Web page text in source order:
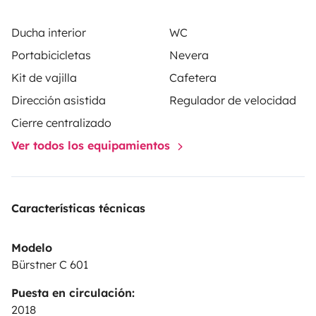
📷 Comodidad y seguridad extra:
• Cámara de marcha atrás
• Control de crucero
• Doble airbag
• ABS, ESP, filtro de partículas
• Aire acondicionado en cabina
• Sensores de aparcamiento
• Gran compartimento de almacenamiento bajo la
• Mesa interior regulable
Ducha interior
WC
Portabicicletas
Nevera
Kit de vajilla
Cafetera
Dirección asistida
Regulador de velocidad
Cierre centralizado
Ver todos los equipamientos
Características técnicas
Modelo
Bürstner C 601
Puesta en circulación:
2018